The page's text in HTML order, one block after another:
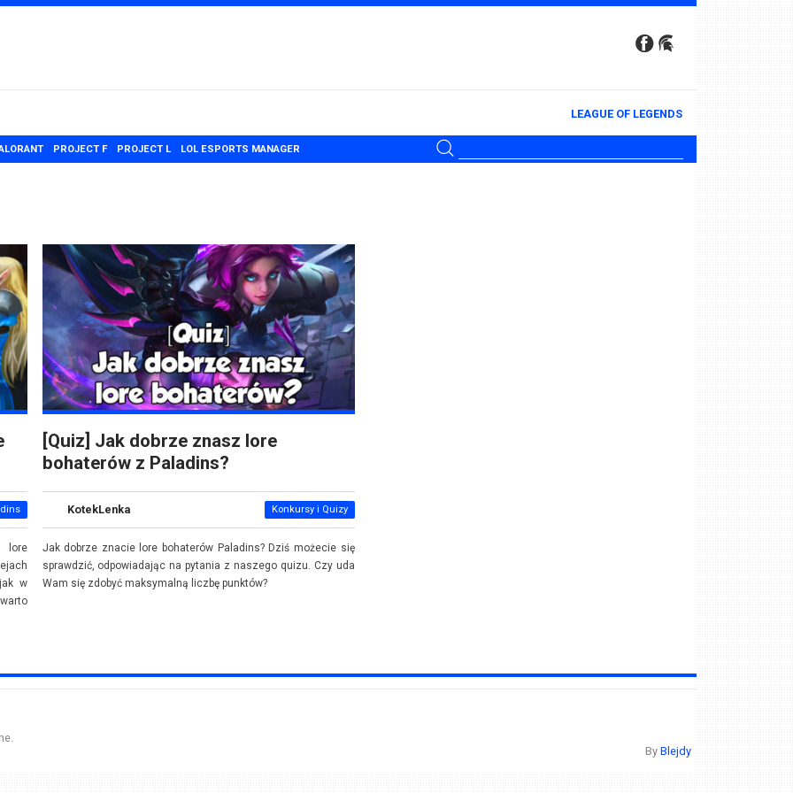
LEAGUE OF LEGENDS
PROJECT F PROJECT L LOL ESPORTS MANAGER
lore
w
[Quiz] Jak dobrze znasz lore
bohaterów z Paladins?
KotekLenka Konkursy i Quizy
Jak dobrze znacie lore bohaterów Paladins? Dziś możecie się
sprawdzić, odpowiadając na pytania z naszego quizu. Czy uda
Wam się zdobyć maksymalną liczbę punktów?
By Blejdy